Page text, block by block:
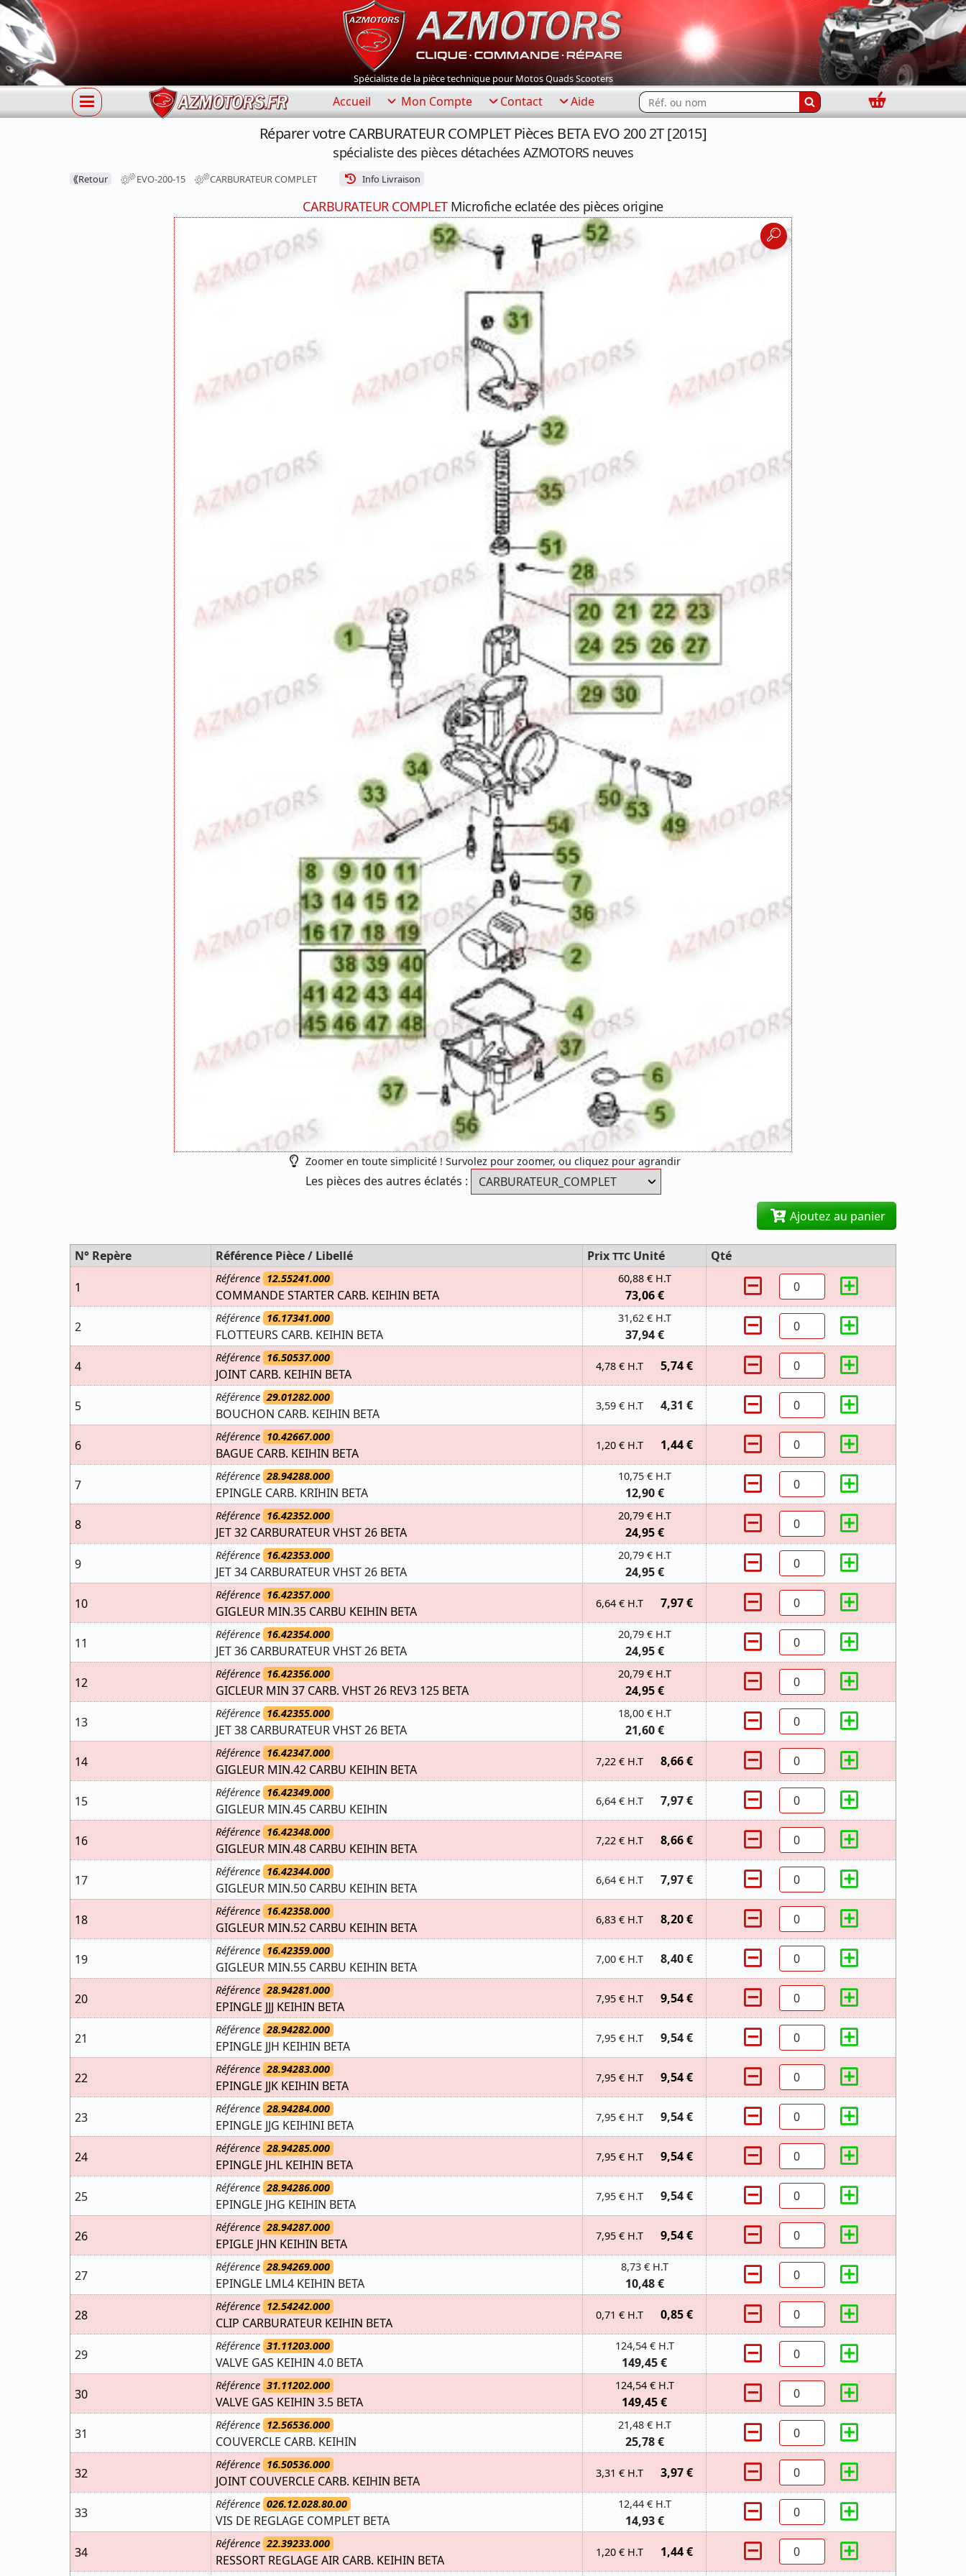
Spécialiste de la pièce technique pour Motos Quads Scooters
Accueil Mon Compte Contact Aide Rechercher...
Panier
Réparer votre CARBURATEUR COMPLET Pièces BETA EVO 200 2T [2015]
spécialiste des pièces détachées AZMOTORS neuves
⟪Retour EVO-200-15 CARBURATEUR COMPLET Info Livraison
CARBURATEUR COMPLETMicrofiche eclatée des pièces origine
Zoomer en toute simplicité ! Survolez pour zoomer, ou cliquez pour agrandir
Les pièces des autres éclatés :
Ajoutez au panier
N° Repère Référence Pièce / Libellé Prix TTC Unité
Qté
1
Référence 12.55241.000
COMMANDE STARTER CARB. KEIHIN BETA
60,88 € H.T
73,06 €
2
Référence 16.17341.000
FLOTTEURS CARB. KEIHIN BETA
31,62 € H.T
37,94 €
4
Référence 16.50537.000
JOINT CARB. KEIHIN BETA
4,78 € H.T 5,74 €
5
Référence 29.01282.000
BOUCHON CARB. KEIHIN BETA
3,59 € H.T 4,31 €
6
Référence 10.42667.000
BAGUE CARB. KEIHIN BETA
1,20 € H.T 1,44 €
7
Référence 28.94288.000
EPINGLE CARB. KRIHIN BETA
10,75 € H.T
12,90 €
8
Référence 16.42352.000
JET 32 CARBURATEUR VHST 26 BETA
20,79 € H.T
24,95 €
9
Référence 16.42353.000
JET 34 CARBURATEUR VHST 26 BETA
20,79 € H.T
24,95 €
10
Référence 16.42357.000
GIGLEUR MIN.35 CARBU KEIHIN BETA
6,64 € H.T 7,97 €
11
Référence 16.42354.000
JET 36 CARBURATEUR VHST 26 BETA
20,79 € H.T
24,95 €
12
Référence 16.42356.000
GICLEUR MIN 37 CARB. VHST 26 REV3 125 BETA
20,79 € H.T
24,95 €
13
Référence 16.42355.000
JET 38 CARBURATEUR VHST 26 BETA
18,00 € H.T
21,60 €
14
Référence 16.42347.000
GIGLEUR MIN.42 CARBU KEIHIN BETA
7,22 € H.T 8,66 €
15
Référence 16.42349.000
GIGLEUR MIN.45 CARBU KEIHIN
6,64 € H.T 7,97 €
16
Référence 16.42348.000
GIGLEUR MIN.48 CARBU KEIHIN BETA
7,22 € H.T 8,66 €
17
Référence 16.42344.000
GIGLEUR MIN.50 CARBU KEIHIN BETA
6,64 € H.T 7,97 €
18
Référence 16.42358.000
GIGLEUR MIN.52 CARBU KEIHIN BETA
6,83 € H.T 8,20 €
19
Référence 16.42359.000
GIGLEUR MIN.55 CARBU KEIHIN BETA
7,00 € H.T 8,40 €
20
Référence 28.94281.000
EPINGLE JJJ KEIHIN BETA
7,95 € H.T 9,54 €
21
Référence 28.94282.000
EPINGLE JJH KEIHIN BETA
7,95 € H.T 9,54 €
22
Référence 28.94283.000
EPINGLE JJK KEIHIN BETA
7,95 € H.T 9,54 €
23
Référence 28.94284.000
EPINGLE JJG KEIHINI BETA
7,95 € H.T 9,54 €
24
Référence 28.94285.000
EPINGLE JHL KEIHIN BETA
7,95 € H.T 9,54 €
25
Référence 28.94286.000
EPINGLE JHG KEIHIN BETA
7,95 € H.T 9,54 €
26
Référence 28.94287.000
EPIGLE JHN KEIHIN BETA
7,95 € H.T 9,54 €
27
Référence 28.94269.000
EPINGLE LML4 KEIHIN BETA
8,73 € H.T
10,48 €
28
Référence 12.54242.000
CLIP CARBURATEUR KEIHIN BETA
0,71 € H.T 0,85 €
29
Référence 31.11203.000
VALVE GAS KEIHIN 4.0 BETA
124,54 € H.T
149,45 €
30
Référence 31.11202.000
VALVE GAS KEIHIN 3.5 BETA
124,54 € H.T
149,45 €
31
Référence 12.56536.000
COUVERCLE CARB. KEIHIN
21,48 € H.T
25,78 €
32
Référence 16.50536.000
JOINT COUVERCLE CARB. KEIHIN BETA
3,31 € H.T 3,97 €
33
Référence 026.12.028.80.00
VIS DE REGLAGE COMPLET BETA
12,44 € H.T
14,93 €
34
Référence 22.39233.000
RESSORT REGLAGE AIR CARB. KEIHIN BETA
1,20 € H.T 1,44 €